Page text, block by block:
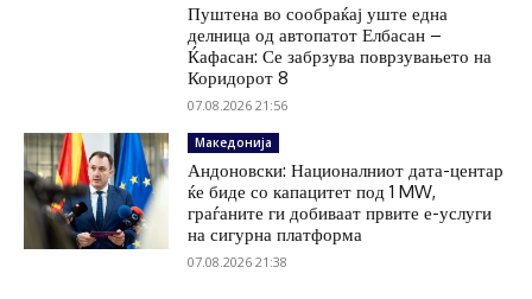
Пуштена во сообраќај уште една
делница од автопатот Елбасан –
Ќафасан: Се забрзува поврзувањето на
Коридорот 8
07.08.2026 21:56
Македонија
Андоновски: Националниот дата-центар
ќе биде со капацитет под 1 MW,
граѓаните ги добиваат првите е-услуги
на сигурна платформа
07.08.2026 21:38